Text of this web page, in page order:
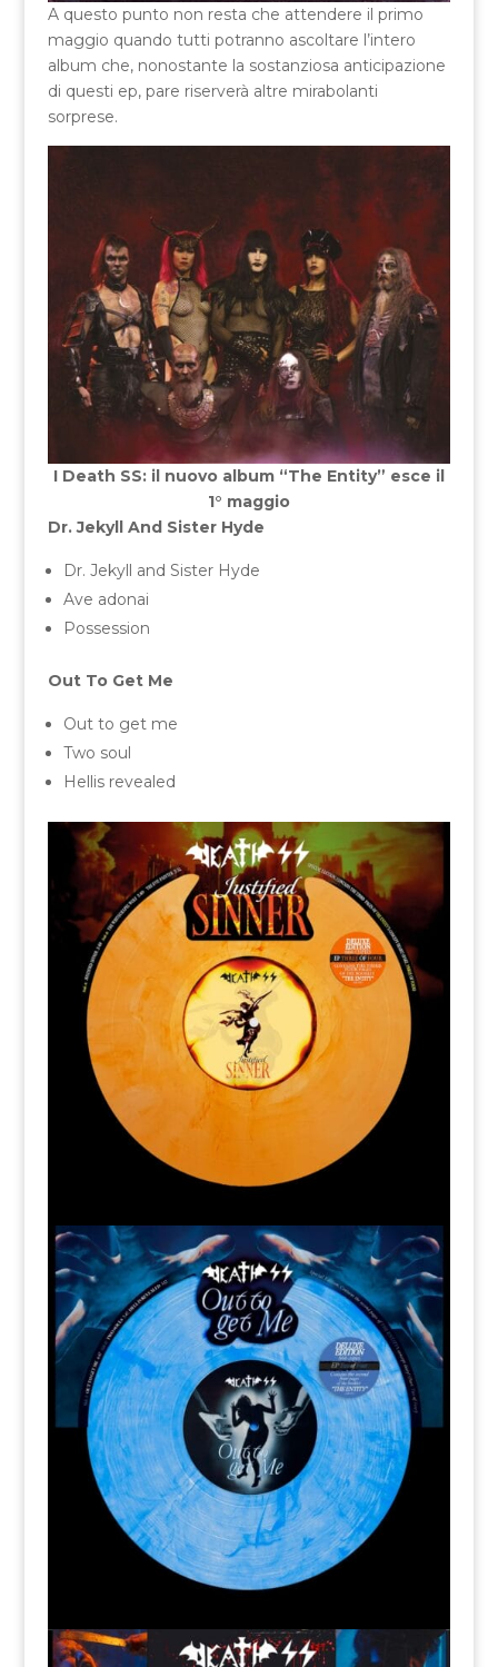
A questo punto non resta che attendere il primo
maggio quando tutti potranno ascoltare l’intero
album che, nonostante la sostanziosa anticipazione
di questi ep, pare riserverà altre mirabolanti
sorprese.
I Death SS: il nuovo album “The Entity” esce il
1° maggio
Dr. Jekyll And Sister Hyde
Dr. Jekyll and Sister Hyde
Ave adonai
Possession
Out To Get Me
Out to get me
Two soul
Hellis revealed